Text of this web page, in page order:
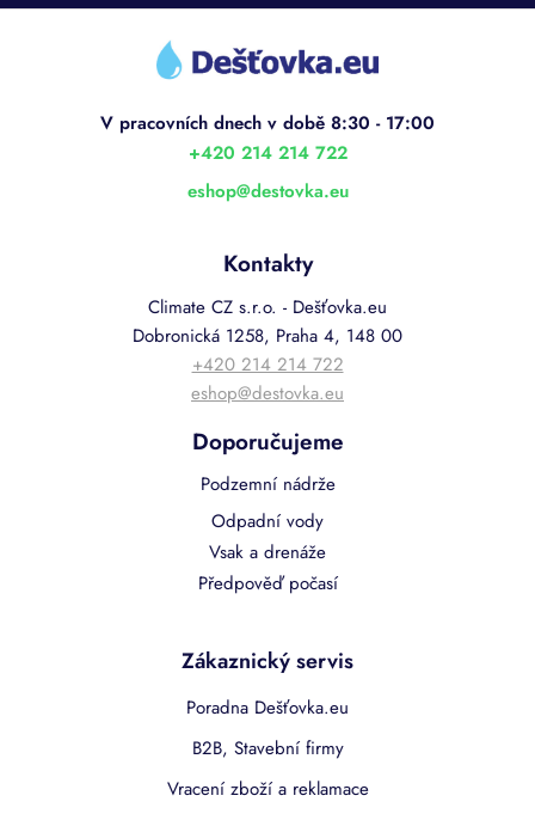
Z
eshop@destovka.eu
+420 214 214 722
Kontakty
Climate CZ s.r.o. - Dešťovka.eu
Dobronická 1258, Praha 4, 148 00
+420 214 214 722
eshop@destovka.eu
Doporučujeme
Podzemní nádrže
Odpadní vody
Vsak a drenáže
Předpověď počasí
Zákaznický servis
Poradna Dešťovka.eu
B2B, Stavební firmy
Vracení zboží a reklamace